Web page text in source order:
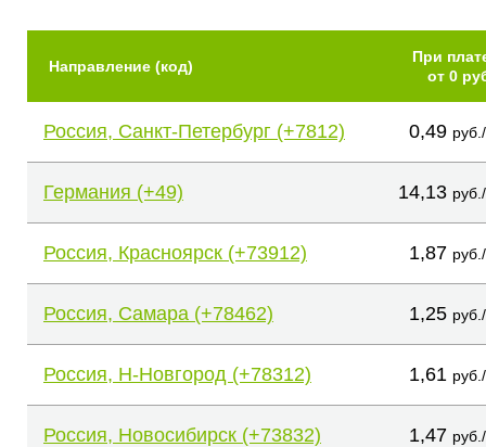
Направление (код)
При
от 0
Россия, Санкт-Петербург (+7812) 0,49
Германия (+49) 14,13
Россия, Красноярск (+73912) 1,87
Россия, Самара (+78462) 1,25
Россия, Н-Новгород (+78312) 1,61
Россия, Новосибирск (+73832) 1,47